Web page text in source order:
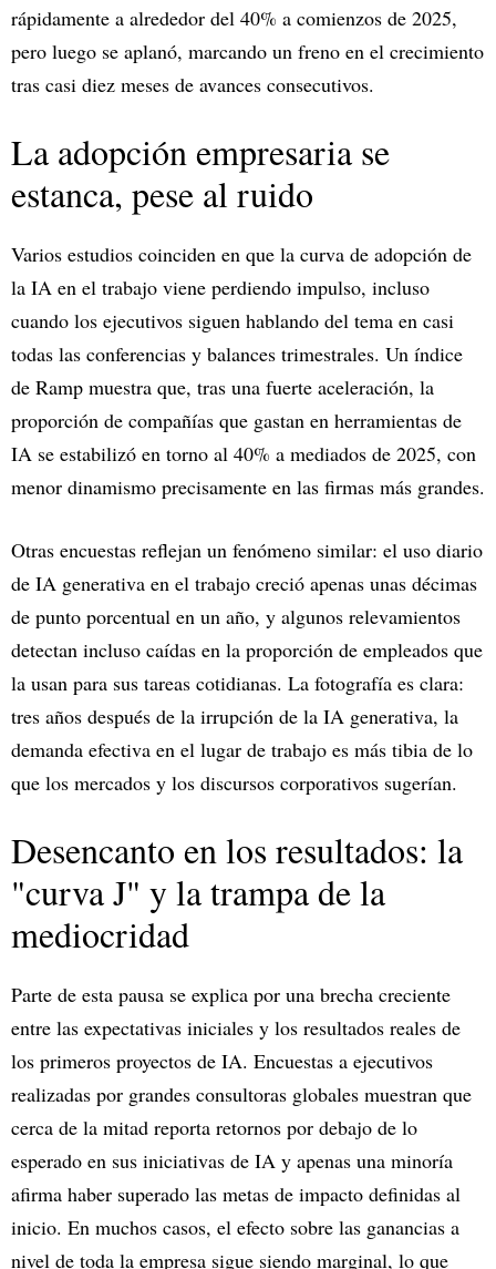
rápidamente a alrededor del 40% a comienzos de 2025,
pero luego se aplanó, marcando un freno en el crecimiento
tras casi diez meses de avances consecutivos.
La adopción empresaria se
estanca, pese al ruido
Varios estudios coinciden en que la curva de adopción de
la IA en el trabajo viene perdiendo impulso, incluso
cuando los ejecutivos siguen hablando del tema en casi
todas las conferencias y balances trimestrales. Un índice
de Ramp muestra que, tras una fuerte aceleración, la
proporción de compañías que gastan en herramientas de
IA se estabilizó en torno al 40% a mediados de 2025, con
menor dinamismo precisamente en las firmas más grandes.
Otras encuestas reflejan un fenómeno similar: el uso diario
de IA generativa en el trabajo creció apenas unas décimas
de punto porcentual en un año, y algunos relevamientos
detectan incluso caídas en la proporción de empleados que
la usan para sus tareas cotidianas. La fotografía es clara:
tres años después de la irrupción de la IA generativa, la
demanda efectiva en el lugar de trabajo es más tibia de lo
que los mercados y los discursos corporativos sugerían.
Desencanto en los resultados: la
"curva J" y la trampa de la
mediocridad
Parte de esta pausa se explica por una brecha creciente
entre las expectativas iniciales y los resultados reales de
los primeros proyectos de IA. Encuestas a ejecutivos
realizadas por grandes consultoras globales muestran que
cerca de la mitad reporta retornos por debajo de lo
esperado en sus iniciativas de IA y apenas una minoría
afirma haber superado las metas de impacto definidas al
inicio. En muchos casos, el efecto sobre las ganancias a
nivel de toda la empresa sigue siendo marginal, lo que